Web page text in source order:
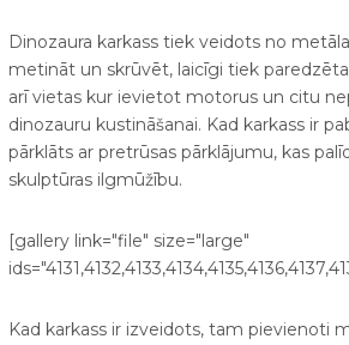
Dinozaura karkass tiek veidots no
metināt un skrūvēt, laicīgi tiek
arī vietas kur ievietot motorus un citu
dinozauru kustināšanai. Kad karkass ir
pārklāts ar pretrūsas pārklājumu, kas
skulptūras ilgmūžību.
[gallery link="file" size="large"
Kad karkass ir izveidots, tam pievienoti